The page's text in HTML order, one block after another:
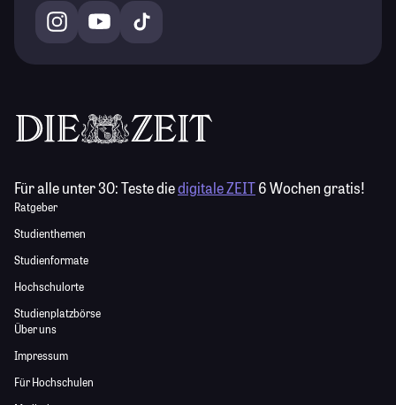
Für alle unter 30:Teste diedigitale ZEIT6 Wochen gratis!
Ratgeber
Studienthemen
Studienformate
Hochschulorte
Studienplatzbörse
Über uns
Impressum
Für Hochschulen